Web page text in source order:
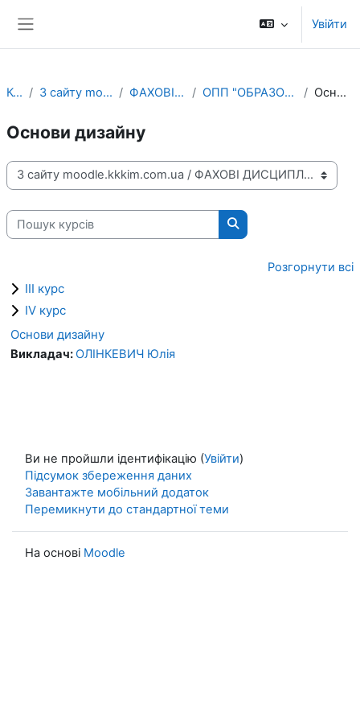
Увійти
Курси З сайту moodle.kkkim.com.ua ФАХОВІ ДИСЦИПЛІНИ ОПП "ОБРАЗОТВОРЧЕ МИСТЕЦТВО" Основи дизайну
Основи дизайну
Категорії курсів
Пошук курсів
Пошук курсів
Розгорнути всі
ІІІ курс
ІV курс
Основи дизайну
Викладач:ОЛІНКЕВИЧ Юлія
Ви не пройшли ідентифікацію (Увійти)
Підсумок збереження даних
Завантажте мобільний додаток
Перемикнути до стандартної теми
На основі Moodle